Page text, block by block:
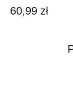
60,99 zł